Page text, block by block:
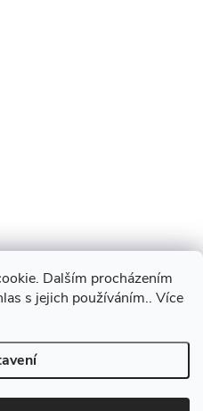
Dalším procházením
s jejich používáním.. Více